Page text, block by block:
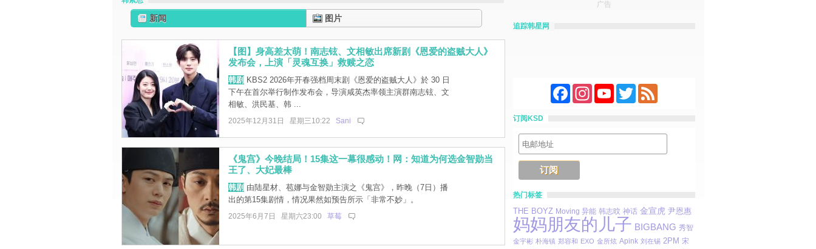
新闻 图片
【图】身高差太萌！南志铉、文相敏出席新剧《恩爱的盗贼大人》
发布会，上演「灵魂互换」救赎之恋
韩剧 KBS2 2026年开春强档周末剧《恩爱的盗贼大人》於 30 日
下午在首尔举行制作发布会，导演咸英杰率领主演群南志铉、文
相敏、洪民基、韩 ...
2025年12月31日 星期三10:22 Sani
《鬼宫》今晚结局！15集这一幕很感动！网：知道为何选金智勋当
王了、大妃最棒
韩剧 由陆星材、苞娜与金智勋主演之《鬼宫》，昨晚（7日）播
出的第15集剧情，情况果然如预告所示「非常不妙」。
2025年6月7日 星期六23:00 草莓
广告
追踪韩星网
FacebookInstagramYouTubeTwitterFeed
订阅KSD
热门标签
THE BOYZ Moving 异能 韩志旼 神话 金宣虎 尹恩惠
妈妈朋友的儿子 BIGBANG 秀智
金宇彬 朴海镇 郑容和 EXO 金所炫 Apink 刘在锡 2PM 宋